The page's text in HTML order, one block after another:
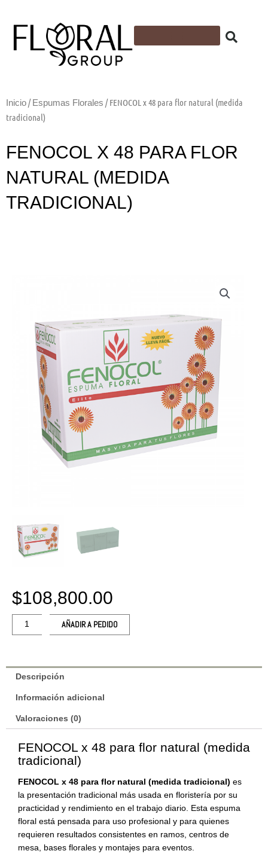
Inicio /Espumas Florales / FENOCOL x 48 para flor natural (medida
tradicional)
FENOCOL X 48 PARA FLOR
NATURAL (MEDIDA
TRADICIONAL)
$108,800.00
FENOCOL
x
flor
(medida
AÑADIR A PEDIDO
Descripción
Información adicional
Valoraciones (0)
FENOCOL x 48 para flor natural (medida
tradicional)
FENOCOL x 48 para flor natural (medida tradicional) es
la presentación tradicional más usada en floristería por su
practicidad y rendimiento en el trabajo diario. Esta espuma
floral está pensada para uso profesional y para quienes
requieren resultados consistentes en ramos, centros de
mesa, bases florales y montajes para eventos.